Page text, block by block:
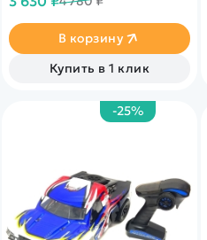
дистанционном управлении.
В корзину
Купить в 1 клик
-25%